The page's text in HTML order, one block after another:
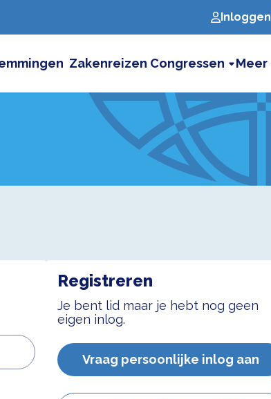
Inloggen
Zakenreizen Congressen Meer
Registreren
Je bent lid maar je hebt nog geen
eigen inlog.
Vraag persoonlijke inlog aan